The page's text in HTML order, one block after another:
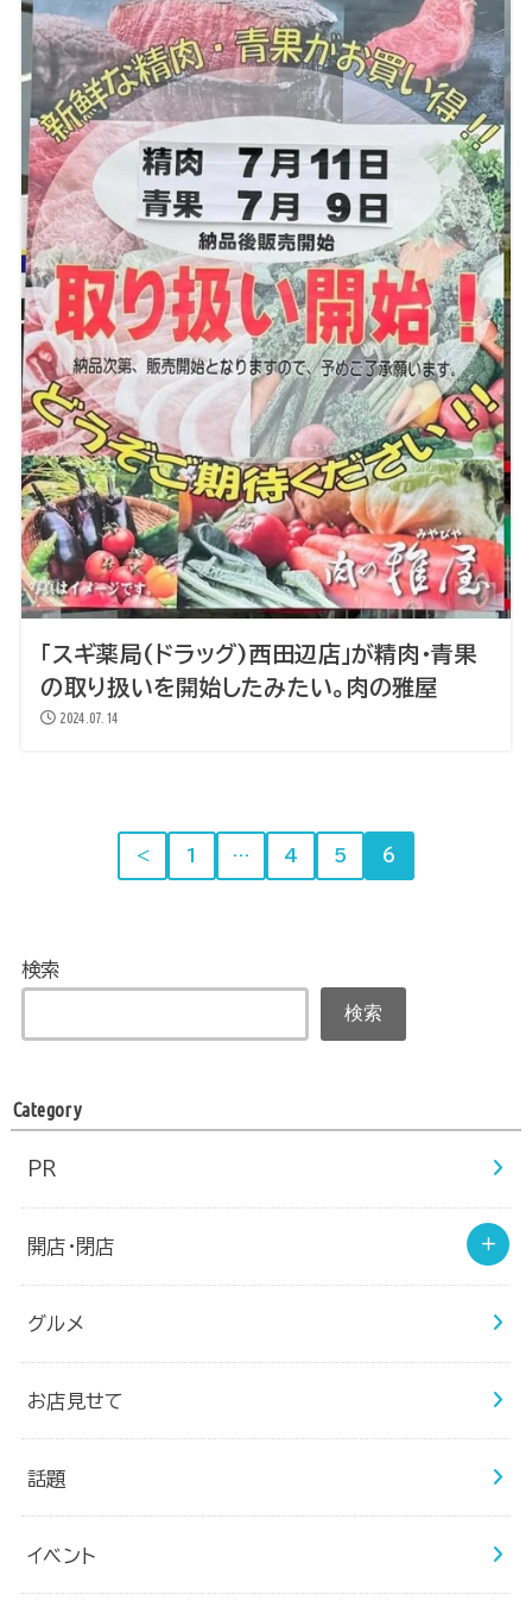
「スギ薬局(ドラッグ)西田辺店」が精肉・青果
の取り扱いを開始したみたい。肉の雅屋
2024.07.14
＜ 1 … 4 5 6
検索
検索
Category
PR
開店・閉店
グルメ
お店見せて
話題
イベント